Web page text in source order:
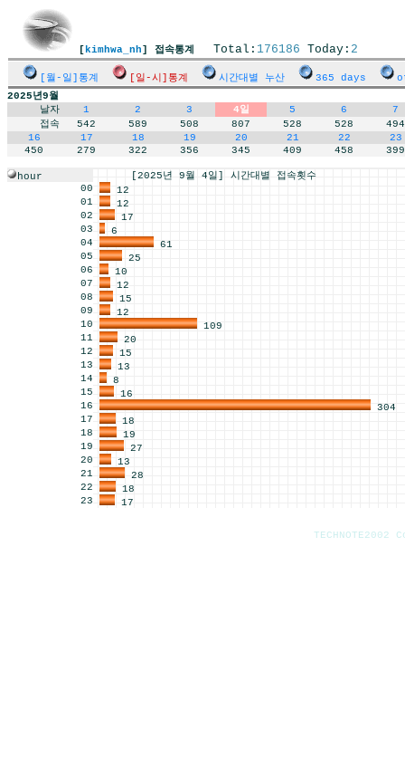
[ kimhwa_nh] 접속통계 Total: 176186 Today: 2
[월-일]통계 [일-시]통계 시간대별 누산 365 days
2025년9월
날자
1 2 3 4일 5 6
7
접속
542 589 508 807 528 528
494
16
17 18 19 20 21 22
23
450
279 322 356 345 409 458 399
hour
[2025년 9월 4일] 시간대별 접속횟수
00
12
01
12
02
17
03
6
04
61
05
25
06
10
07
12
08
15
09
12
10
109
11
20
12
15
13
13
14
8
15
16
16
304
17
18
18
19
19
27
20
13
21
28
22
18
23
17